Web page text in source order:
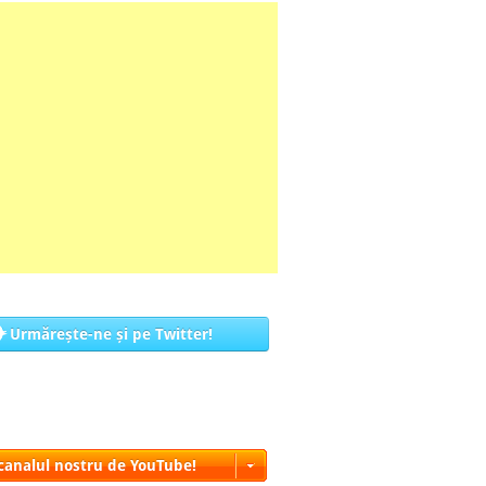
Urmărește-ne și pe Twitter!
nostru de YouTube!